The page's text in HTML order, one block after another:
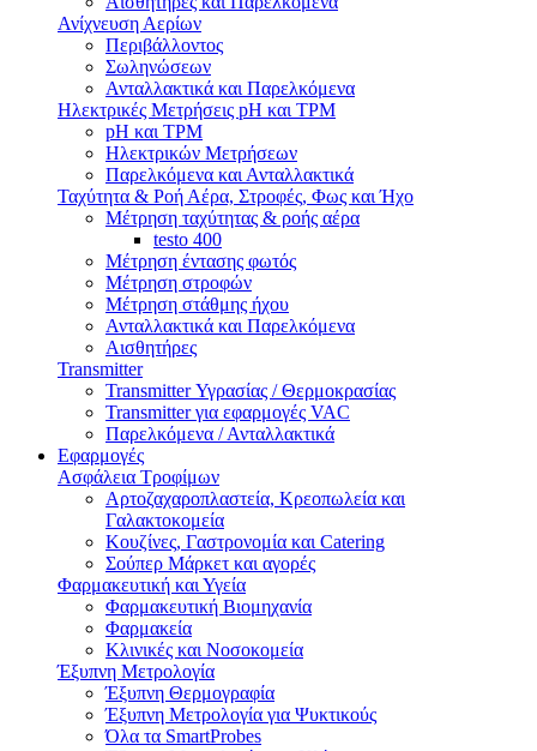
Ανίχνευση Αερίων
Περιβάλλοντος
Σωληνώσεων
Ανταλλακτικά και Παρελκόμενα
Ηλεκτρικές Μετρήσεις pH και TPM
pH και TPM
Ηλεκτρικών Μετρήσεων
Παρελκόμενα και Ανταλλακτικά
Ταχύτητα & Ροή Αέρα, Στροφές, Φως και Ήχο
Μέτρηση ταχύτητας & ροής αέρα
testo 400
Μέτρηση έντασης φωτός
Μέτρηση στροφών
Μέτρηση στάθμης ήχου
Ανταλλακτικά και Παρελκόμενα
Αισθητήρες
Transmitter
Transmitter Υγρασίας / Θερμοκρασίας
Transmitter για εφαρμογές VAC
Παρελκόμενα / Ανταλλακτικά
Εφαρμογές
Ασφάλεια Τροφίμων
Αρτοζαχαροπλαστεία, Κρεοπωλεία και
Γαλακτοκομεία
Κουζίνες, Γαστρονομία και Catering
Σούπερ Μάρκετ και αγορές
Φαρμακευτική και Υγεία
Φαρμακευτική Βιομηχανία
Φαρμακεία
Κλινικές και Νοσοκομεία
Έξυπνη Μετρολογία
Έξυπνη Θερμογραφία
Έξυπνη Μετρολογία για Ψυκτικούς
Όλα τα SmartProbes